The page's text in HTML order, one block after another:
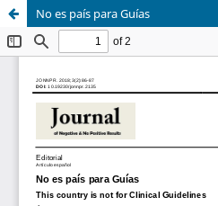
No es país para Guías